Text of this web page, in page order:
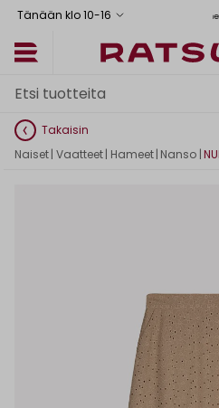
Tänään klo 10-16
Toimituskulut alk. 6,90€
Ilmainen
Takaisin
Naiset| Vaatteet| Hameet | Nanso |